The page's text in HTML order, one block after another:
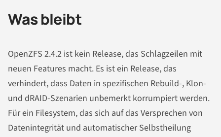
Was bleibt
OpenZFS 2.4.2 ist kein Release, das Schlagzeilen mit
neuen Features macht. Es ist ein Release, das
verhindert, dass Daten in spezifischen Rebuild-, Klon-
und dRAID-Szenarien unbemerkt korrumpiert werden.
Für ein Filesystem, das sich auf das Versprechen von
Datenintegrität und automatischer Selbstheilung